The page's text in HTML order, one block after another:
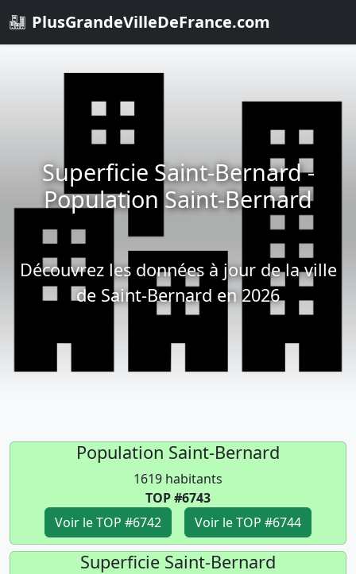
PlusGrandeVilleDeFrance.com
Superficie Saint-Bernard -
Population Saint-Bernard
Découvrez les données à jour de la ville
de Saint-Bernard en 2026
Population Saint-Bernard
1619 habitants
TOP #6743
Voir le TOP #6742
Voir le TOP #6744
Superficie Saint-Bernard